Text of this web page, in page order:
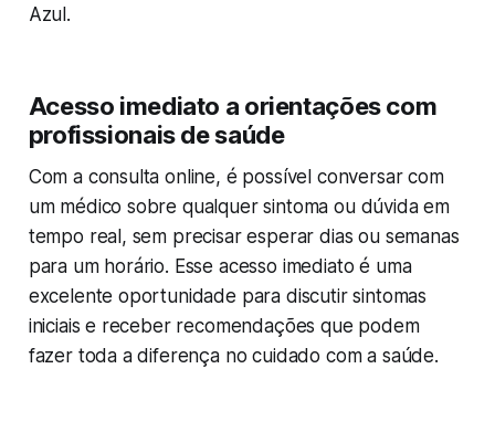
Azul.
Acesso imediato a orientações com
profissionais de saúde
Com a consulta online, é possível conversar com
um médico sobre qualquer sintoma ou dúvida em
tempo real, sem precisar esperar dias ou semanas
para um horário. Esse acesso imediato é uma
excelente oportunidade para discutir sintomas
iniciais e receber recomendações que podem
fazer toda a diferença no cuidado com a saúde.